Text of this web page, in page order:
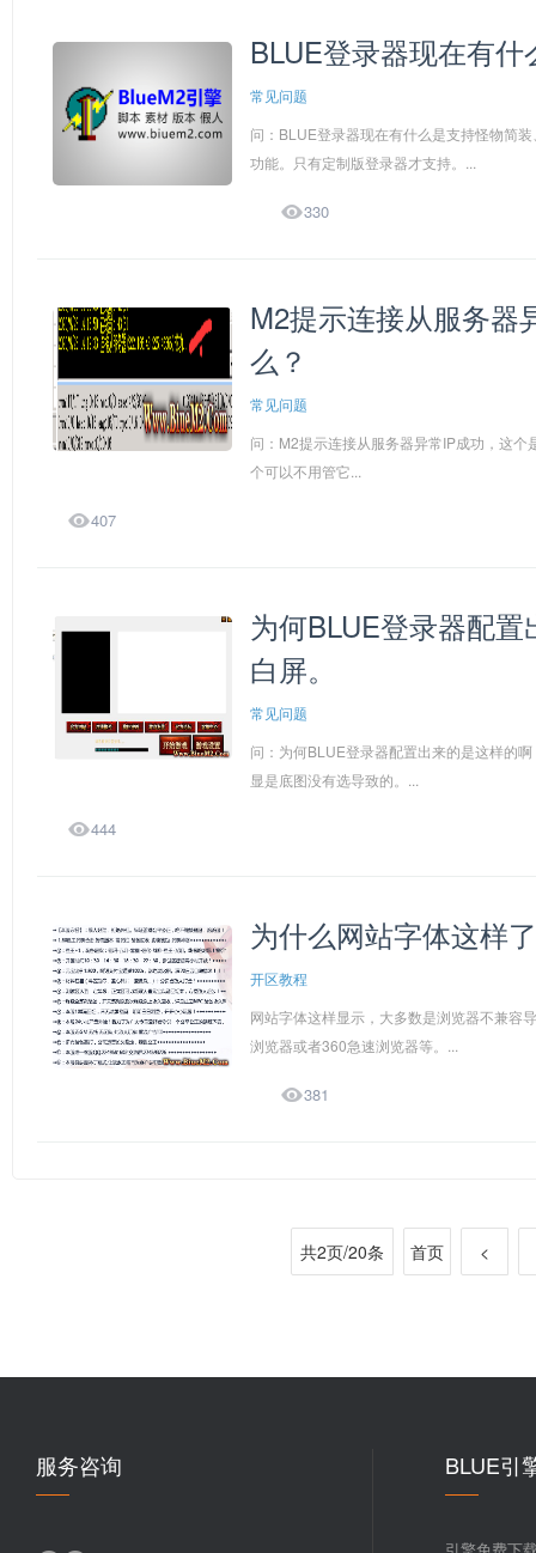
BLUE登录器现在有
常见问题
问：BLUE登录器现在有什么是支持怪物简
功能。只有定制版登录器才支持。...
330
M2提示连接从服务器
么？
常见问题
问：M2提示连接从服务器异常IP成功，这
个可以不用管它...
407
为何BLUE登录器配
白屏。
常见问题
问：为何BLUE登录器配置出来的是这样的
显是底图没有选导致的。...
444
为什么网站字体这样
开区教程
网站字体这样显示，大多数是浏览器不兼容
浏览器或者360急速浏览器等。...
381
共2页/20条 首页 <
服务咨询 BLUE引